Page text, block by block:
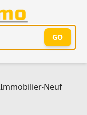
GO
Immobilier-Neuf